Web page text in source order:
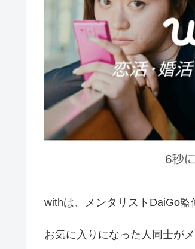
withは、メンタリストDaiGo監
お気に入りになった人同士が